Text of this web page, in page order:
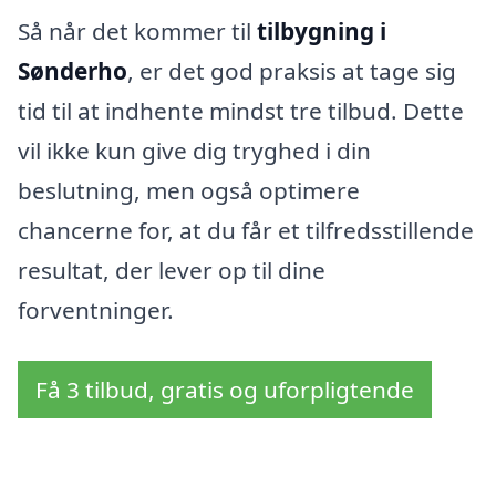
Så når det kommer til tilbygning i
Sønderho, er det god praksis at tage sig
tid til at indhente mindst tre tilbud. Dette
vil ikke kun give dig tryghed i din
beslutning, men også optimere
chancerne for, at du får et tilfredsstillende
resultat, der lever op til dine
forventninger.
Få 3 tilbud, gratis og uforpligtende